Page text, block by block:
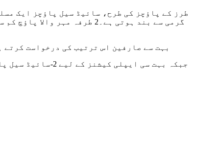
گرمی سے بند ہوتی ہے۔2
بہت سے صارفین اس ترتیب کی درخواست